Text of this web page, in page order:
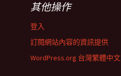
其他操作
登入
訂閱網站內容的資訊提供
WordPress.org 台灣繁體中文